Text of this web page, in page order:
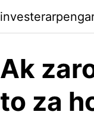
Ak
to za